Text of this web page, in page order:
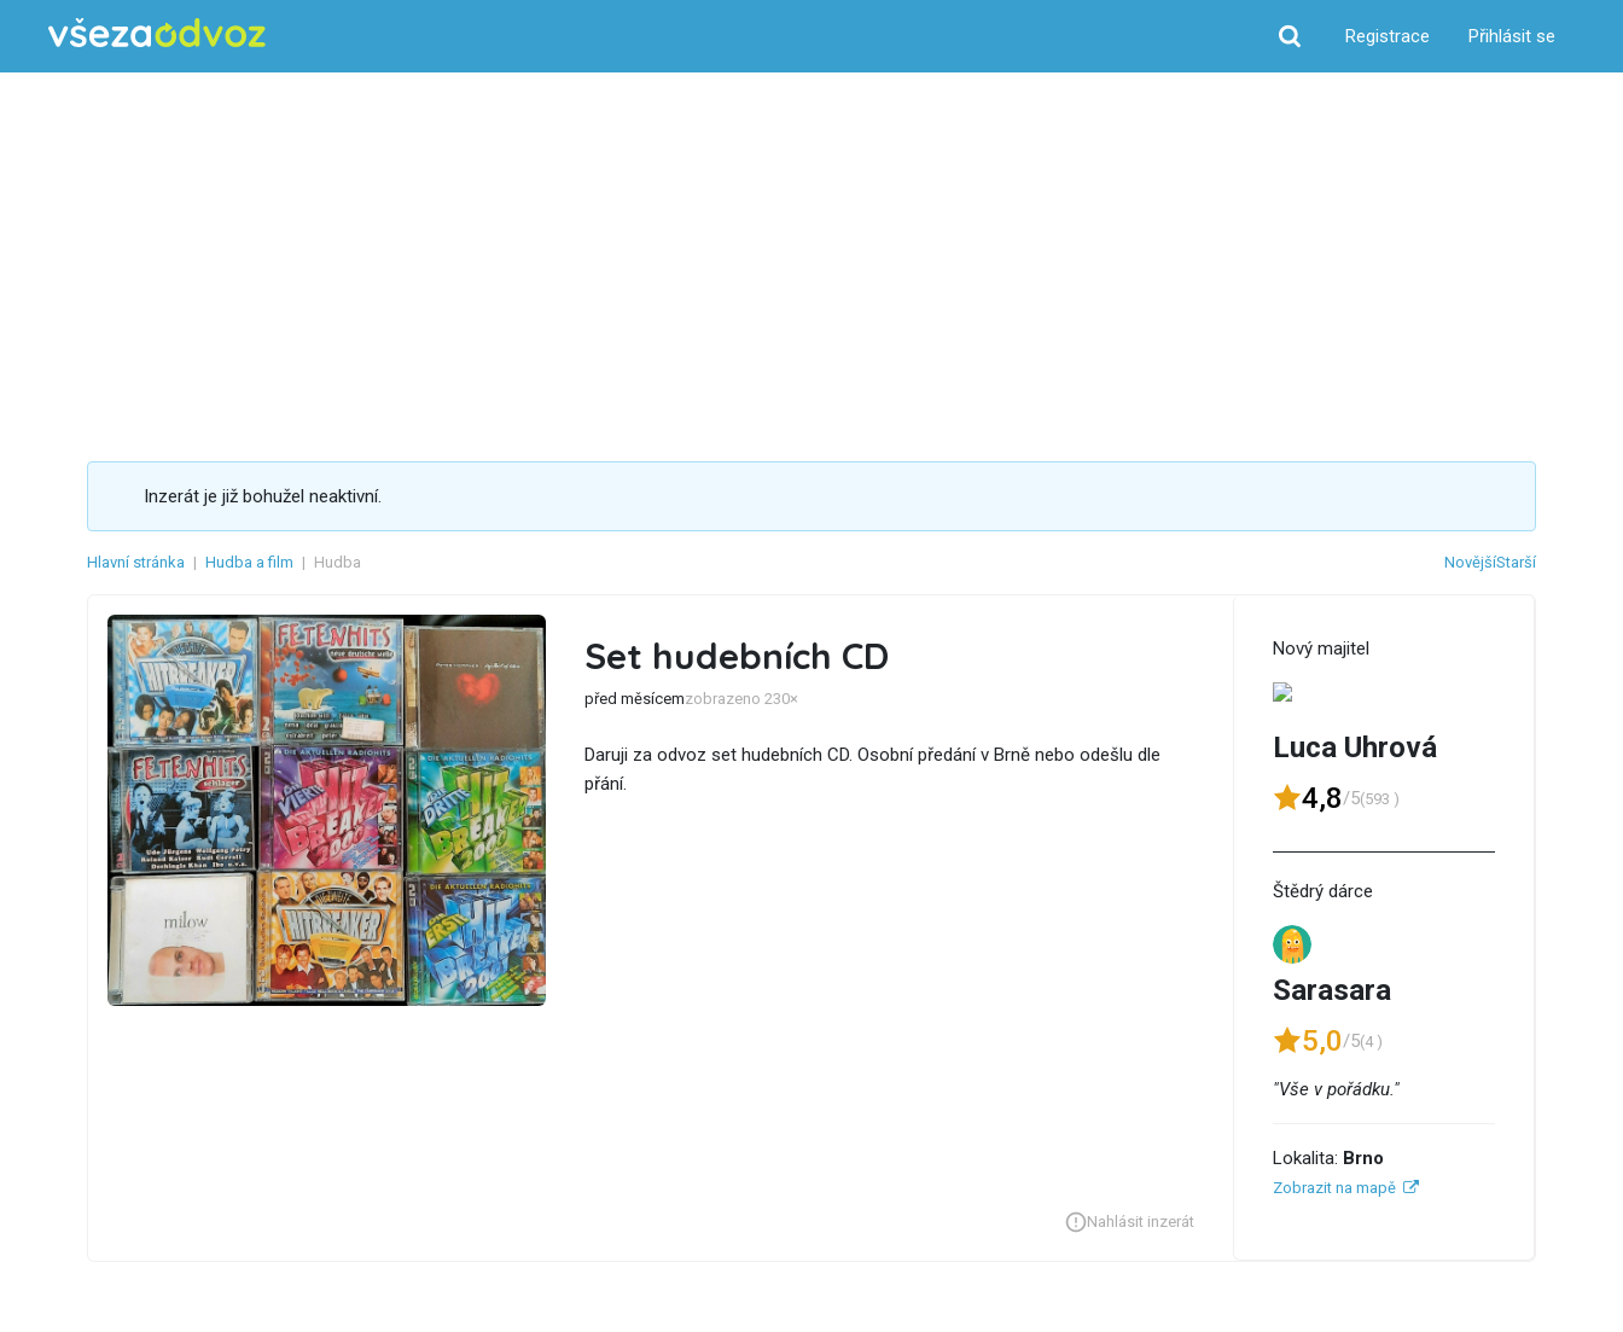
Hledat
Registrace Přihlásit se
Inzerát je již bohužel neaktivní.
Hlavní stránka | Hudba a film | Hudba NovějšíStarší
Set hudebních CD
před měsícemzobrazeno 230×
Daruji za odvoz set hudebních CD. Osobní předání v Brně nebo odešlu dle
přání.
Nahlásit inzerát
Nový majitel
Luca Uhrová
4,8/5(593 )
Štědrý dárce
Sarasara
5,0/5(4 )
"Vše v pořádku."
Lokalita: Brno
Zobrazit na mapě